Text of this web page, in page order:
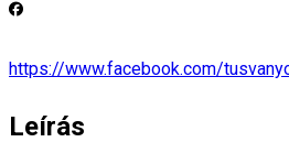
https://www.facebook.com/
Leírás